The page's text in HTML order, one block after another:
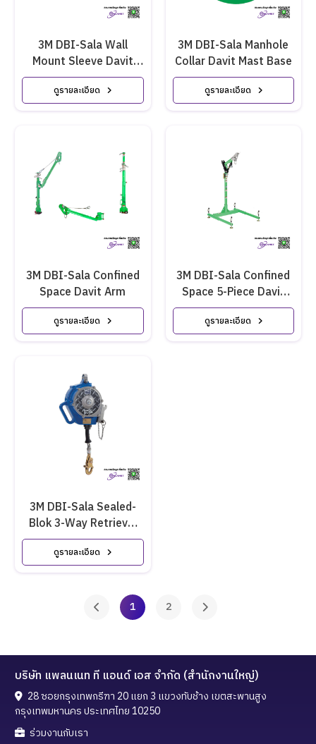
ดูรายละเอียด
3M DBI-Sala Wall
Mount Sleeve Davit
Base
ดูรายละเอียด
3M DBI-Sala Manhole
Collar Davit Mast Base
ดูรายละเอียด
3M DBI-Sala Confined
Space Davit Arm
ดูรายละเอียด
3M DBI-Sala Confined
Space 5-Piece Davit
Hoist System
ดูรายละเอียด
3M DBI-Sala Sealed-
Blok 3-Way Retrieval
Self-Retracting
1 2
บริษัท แพลนเนท ที แอนด์ เอส จำกัด (สำนักงานใหญ่)
28 ซอยกรุงเทพกรีฑา 20 แยก 3 แขวงทับช้าง เขตสะพานสูง
กรุงเทพมหานคร ประเทศไทย 10250
ร่วมงานกับเรา